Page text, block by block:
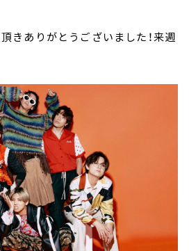
きありがとうございました！来週